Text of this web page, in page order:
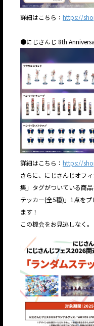
詳細はこちら： https://
●にじさんじ 8th
詳細はこちら： https://
さらに、にじさんじオフ
集」タグがついている商
テッカー(全5種)」1点を
ます！
この機会をお見逃しなく。